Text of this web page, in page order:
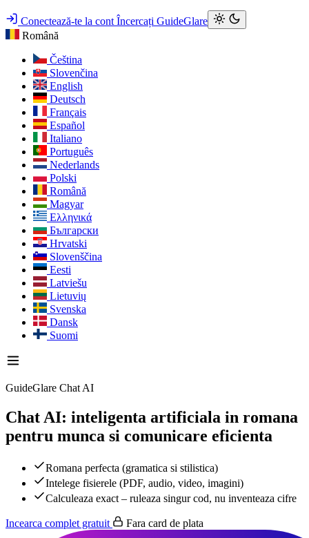
Conectează-te la cont Încercați GuideGlare
Română
Čeština
Slovenčina
English
Deutsch
Français
Español
Italiano
Português
Nederlands
Polski
Română
Magyar
Ελληνικά
Български
Hrvatski
Slovenščina
Eesti
Latviešu
Lietuvių
Svenska
Dansk
Suomi
GuideGlare Chat AI
Chat AI: inteligenta artificiala in romana
pentru munca si comunicare eficienta
Romana perfecta (gramatica si stilistica)
Intelege fisierele (PDF, audio, video, imagini)
Calculeaza exact – ruleaza singur cod, nu inventeaza cifre
Incearca complet gratuit Fara card de plata